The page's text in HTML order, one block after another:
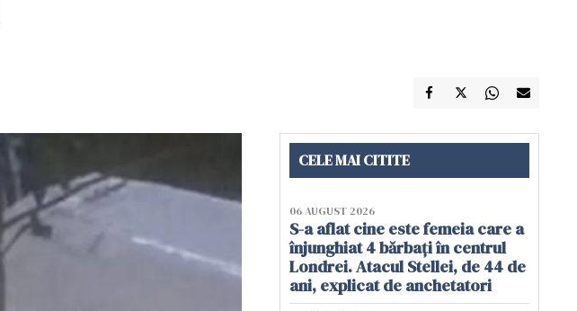
CELE MAI CITITE
06 AUGUST 2026
S-a aflat cine este femeia care a
înjunghiat 4 bărbați în centrul
Londrei. Atacul Stellei, de 44 de
ani, explicat de anchetatori